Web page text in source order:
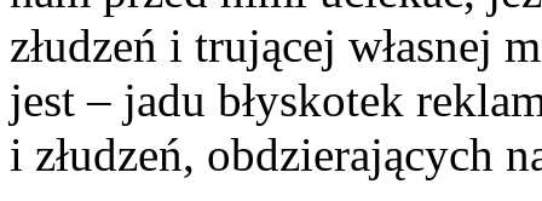
złudzeń i trującej własnej
jest – jadu błyskotek
i złudzeń, obdzierających